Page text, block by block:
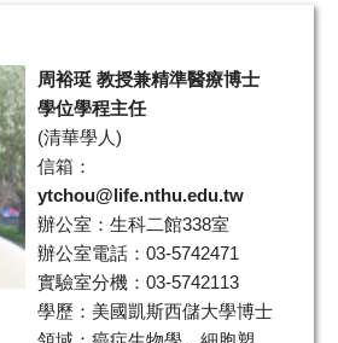
成調控
周裕珽 教授兼精準醫療博士
學位學程主任
(清華學人)
信箱：
ytchou@life.nthu.edu.tw
辦公室：生科二館338室
辦公室電話：03-5742471
實驗室分機：03-5742113
學歷：美國凱斯西儲大學博士